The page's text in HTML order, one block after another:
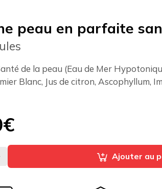
peau en parfaite
de la peau (Eau de Mer
Blanc, Jus de citron, Ascophyllum,
Tous les 200
bénéficier de10%
Ajouter au